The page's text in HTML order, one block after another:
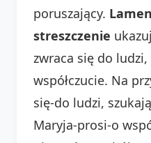
poruszający.
streszczenie
zwraca się do
współczucie. Na
się-do ludzi,
Maryja-prosi-o